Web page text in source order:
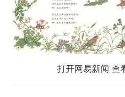
打开网易新闻 查